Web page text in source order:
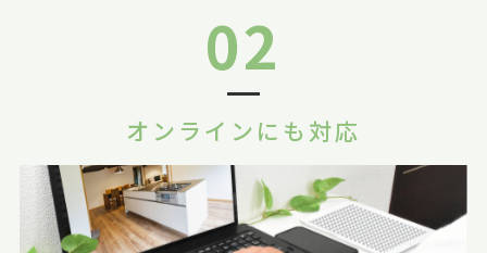
02
オンラインにも対応